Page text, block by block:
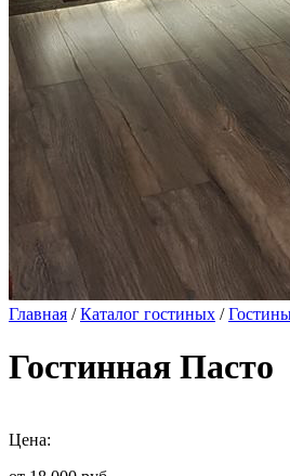
Главная /Каталог гостиных /
Гостинная Пасто
Цена: